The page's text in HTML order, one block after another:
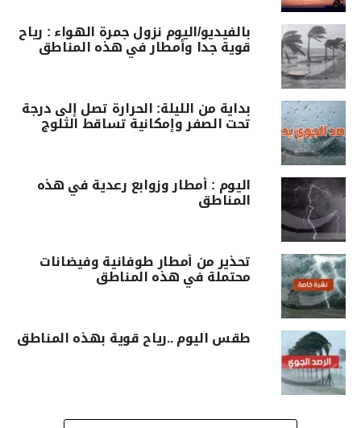
بالفيديو/اليوم نزول جمرة الهواء : رياح
قوية جدا وأمطار في هذه المناطق
بداية من الليلة: الحرارة تصل إلى درجة
تحت الصفر وإمكانية تساقط الثلوج
اليوم : أمطار وزوابع رعدية في هذه
المناطق
تحذير من أمطار طوفانية وفيضانات
محتملة في هذه المناطق
طقس اليوم ..رياح قوية بهذه المناطق